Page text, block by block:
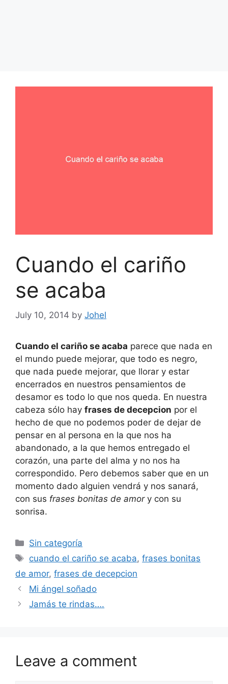
Cuando el cariño
se acaba
July 10, 2014 by Johel
Cuando el cariño se acaba parece que nada en
el mundo puede mejorar, que todo es negro,
que nada puede mejorar, que llorar y estar
encerrados en nuestros pensamientos de
desamor es todo lo que nos queda. En nuestra
cabeza sólo hay frases de decepcion por el
hecho de que no podemos poder de dejar de
pensar en al persona en la que nos ha
abandonado, a la que hemos entregado el
corazón, una parte del alma y no nos ha
correspondido. Pero debemos saber que en un
momento dado alguien vendrá y nos sanará,
con sus frases bonitas de amory con su
sonrisa.
Categories
Sin categoría
Tags
cuando el cariño se acaba,frases bonitas
de amor, frases de decepcion
Mi ángel soñado
Jamás te rindas….
Leave a comment